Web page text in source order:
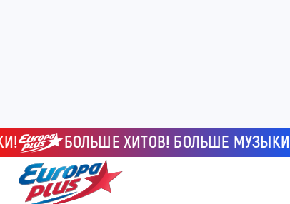
БОЛЬШЕ ХИТОВ! БОЛЬШЕ МУЗЫКИ!